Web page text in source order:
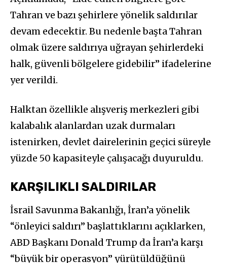
Tahran ve bazı şehirlere yönelik saldırılar
devam edecektir. Bu nedenle başta Tahran
olmak üzere saldırıya uğrayan şehirlerdeki
halk, güvenli bölgelere gidebilir” ifadelerine
yer verildi.
Halktan özellikle alışveriş merkezleri gibi
kalabalık alanlardan uzak durmaları
istenirken, devlet dairelerinin geçici süreyle
yüzde 50 kapasiteyle çalışacağı duyuruldu.
KARŞILIKLI SALDIRILAR
İsrail Savunma Bakanlığı, İran’a yönelik
“önleyici saldırı” başlattıklarını açıklarken,
ABD Başkanı Donald Trump da İran’a karşı
“büyük bir operasyon” yürütüldüğünü